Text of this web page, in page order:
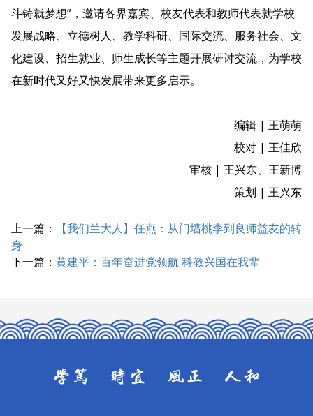
斗铸就梦想”，邀请各界嘉宾、校友代表和教师代表就学校
发展战略、立德树人、教学科研、国际交流、服务社会、文
化建设、招生就业、师生成长等主题开展研讨交流，为学校
在新时代又好又快发展带来更多启示。
编辑 | 王萌萌
校对 | 王佳欣
审核 | 王兴东、王新博
策划 | 王兴东
上一篇：
【我们兰大人】任燕：从门墙桃李到良师益友的转
身
下一篇： 黄建平：百年奋进党领航 科教兴国在我辈